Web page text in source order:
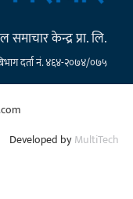
समाचार केन्द्र प्रा. लि.
दर्ता नं. ४६४-२०७४/०७५
Developed byMultiTech